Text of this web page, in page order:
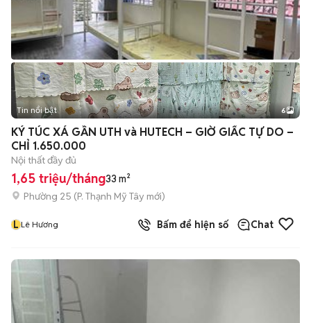
+2
Tin nổi bật 6
KÝ TÚC XÁ GẦN UTH và HUTECH – GIỜ GIẤC TỰ DO –
CHỈ 1.650.000
Nội thất đầy đủ
1,65 triệu/tháng33 m²
Phường 25 (P. Thạnh Mỹ Tây mới)
L Lê Hương Bấm để hiện số Chat